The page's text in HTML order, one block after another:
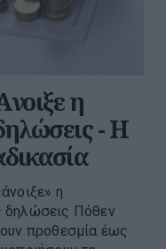
η
- Η
η
δηλώσεις Πόθεν
προθεσμία έως